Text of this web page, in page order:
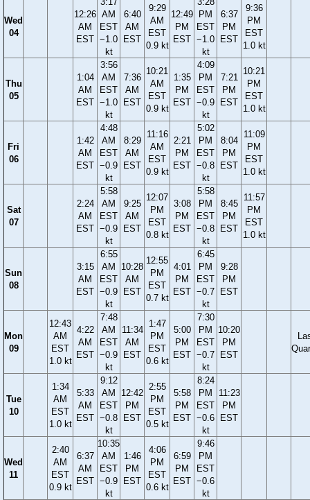
Wed
04
12:26
AM
EST
AM
EST
−1.0
kt
6:40
AM
EST
9:29
AM
EST
0.9 kt
12:49
PM
EST
PM
EST
−1.0
kt
6:37
PM
EST
9:36
PM
EST
1.0 kt
Thu
05
1:04
AM
EST
3:56
AM
EST
−1.0
kt
7:36
AM
EST
10:21
AM
EST
0.9 kt
1:35
PM
EST
4:09
PM
EST
−0.9
kt
7:21
PM
EST
10:21
PM
EST
1.0 kt
Fri
06
1:42
AM
EST
4:48
AM
EST
−0.9
kt
8:29
AM
EST
11:16
AM
EST
0.9 kt
2:21
PM
EST
5:02
PM
EST
−0.8
kt
8:04
PM
EST
11:09
PM
EST
1.0 kt
Sat
07
2:24
AM
EST
5:58
AM
EST
−0.9
kt
9:25
AM
EST
12:07
PM
EST
0.8 kt
3:08
PM
EST
5:58
PM
EST
−0.8
kt
8:45
PM
EST
11:57
PM
EST
1.0 kt
Sun
08
3:15
AM
EST
6:55
AM
EST
−0.9
kt
10:28
AM
EST
12:55
PM
EST
0.7 kt
4:01
PM
EST
6:45
PM
EST
−0.7
kt
9:28
PM
EST
Mon
09
12:43
AM
EST
1.0 kt
4:22
AM
EST
7:48
AM
EST
−0.9
kt
11:34
AM
EST
1:47
PM
EST
0.6 kt
5:00
PM
EST
7:30
PM
EST
−0.7
kt
10:20
PM
EST
Tue
10
1:34
AM
EST
1.0 kt
5:33
AM
EST
9:12
AM
EST
−0.8
kt
12:42
PM
EST
2:55
PM
EST
0.5 kt
5:58
PM
EST
8:24
PM
EST
−0.6
kt
11:23
PM
EST
Wed
11
2:40
AM
EST
0.9 kt
6:37
AM
EST
10:35
AM
EST
−0.9
kt
1:46
PM
EST
4:06
PM
EST
0.6 kt
6:59
PM
EST
9:46
PM
EST
−0.6
kt